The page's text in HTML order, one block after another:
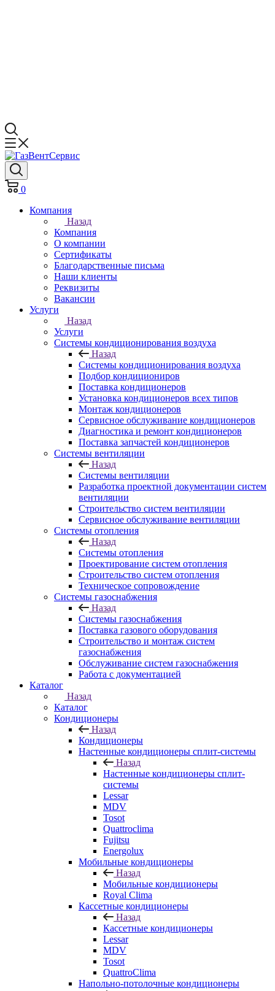
0
Компания
Назад
Компания
О компании
Сертификаты
Благодарственные письма
Наши клиенты
Реквизиты
Вакансии
Услуги
Назад
Услуги
Системы кондиционирования воздуха
Назад
Системы кондиционирования воздуха
Подбор кондициониров
Поставка кондиционеров
Установка кондиционеров всех типов
Монтаж кондиционеров
Сервисное обслуживание кондиционеров
Диагностика и ремонт кондиционеров
Поставка запчастей кондиционеров
Системы вентиляции
Назад
Системы вентиляции
Разработка проектной документации систем
вентиляции
Строительство систем вентиляции
Сервисное обслуживание вентиляции
Системы отопления
Назад
Системы отопления
Проектирование систем отопления
Строительство систем отопления
Техническое сопровождение
Системы газоснабжения
Назад
Системы газоснабжения
Поставка газового оборудования
Строительство и монтаж систем
газоснабжения
Обслуживание систем газоснабжения
Работа с документацией
Каталог
Назад
Каталог
Кондиционеры
Назад
Кондиционеры
Настенные кондиционеры сплит-системы
Назад
Настенные кондиционеры сплит-
системы
Lessar
MDV
Tosot
Quattroclima
Fujitsu
Energolux
Мобильные кондиционеры
Назад
Мобильные кондиционеры
Royal Clima
Кассетные кондиционеры
Назад
Кассетные кондиционеры
Lessar
MDV
Tosot
QuattroClima
Напольно-потолочные кондиционеры